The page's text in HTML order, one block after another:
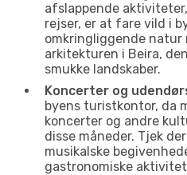
afslappende
rejser, er at fare vild i
omkringliggende natur
arkitekturen i Beira,
smukke landskaber.
Koncerter og
byens turistkontor, da
koncerter og andre
disse måneder. Tjek
musikalske
gastronomiske